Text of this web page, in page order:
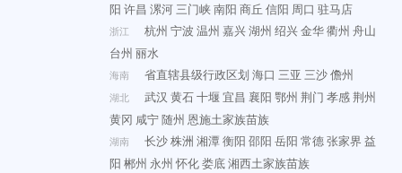
阳 许昌 漯河三门峡南阳 商丘 信阳 周口 驻马店
浙江 杭州 宁波 温州 嘉兴湖州 绍兴金华衢州 舟山
台州 丽水
海南 省直辖县级行政区划 海口 三亚 三沙儋州
湖北 武汉 黄石十堰 宜昌 襄阳 鄂州 荆门 孝感荆州
黄冈 咸宁随州 恩施土家族苗族
湖南 长沙株洲 湘潭衡阳 邵阳 岳阳 常德张家界 益
阳 郴州 永州 怀化娄底湘西土家族苗族